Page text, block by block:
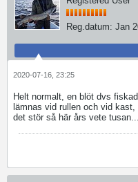
Reg.datum: Jan
2020-07-16, 23:25
Helt normalt, en blöt dvs
lämnas vid rullen och vid
det stör så här års vete tusan...